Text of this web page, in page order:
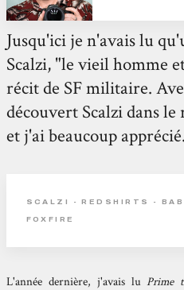
Jusqu'ici je n'avais lu
Scalzi, "le vieil homme
récit de SF militaire.
découvert Scalzi dans
et j'ai beaucoup apprécié.
SCALZI - REDSHIRTS -
FOXFIRE
L'année dernière, j'avais luPrime